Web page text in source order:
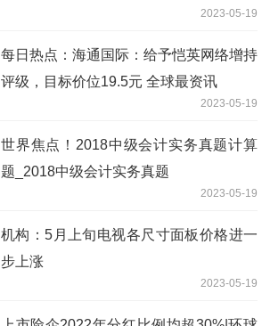
2023-05-19
每日热点：海通国际：给予恺英网络增持
评级，目标价位19.5元 全球最资讯
2023-05-19
世界焦点！2018中级会计实务真题计算
题_2018中级会计实务真题
2023-05-19
机构：5月上旬电视各尺寸面板价格进一
步上涨
2023-05-19